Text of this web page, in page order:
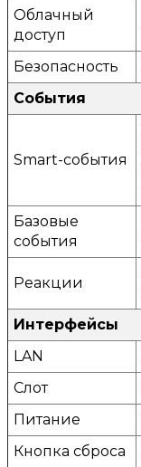
Облачный
доступ
Безопасность
События
Smart-события
Базовые
события
Реакции
Интерфейсы
LAN
Слот
Питание
Кнопка сброса